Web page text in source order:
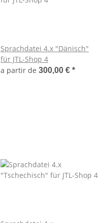
Sprachdatei 4.x "Dänisch"
für JTL-Shop 4
a partir de 300,00 € *